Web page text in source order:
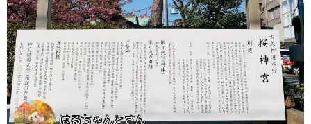
はるちゃんとさん